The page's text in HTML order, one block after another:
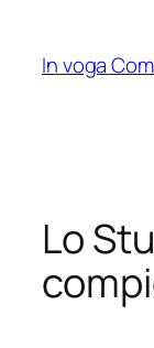
content
In voga
Lo